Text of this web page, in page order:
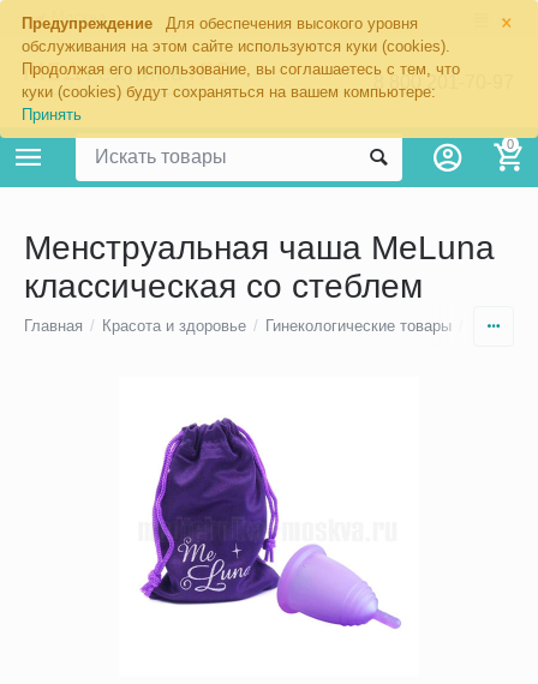
×
Предупреждение
Для обеспечения высокого уровня
обслуживания на этом сайте используются куки (cookies).
Продолжая его использование, вы соглашаетесь с тем, что
куки (cookies) будут сохраняться на вашем компьютере:
Принять
Москва
8 800 201-70-97
0
Менструальная чаша MeLuna
классическая со стеблем
Главная / Красота и здоровье / Гинекологические товары